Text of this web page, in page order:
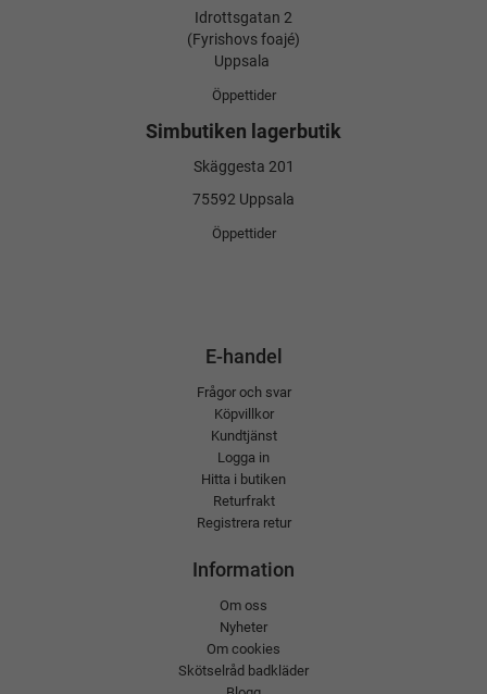
Idrottsgatan 2
(Fyrishovs foajé)
Uppsala
Öppettider
Simbutiken lagerbutik
Skäggesta 201
75592 Uppsala
Öppettider
E-handel
Frågor och svar
Köpvillkor
Kundtjänst
Logga in
Hitta i butiken
Returfrakt
Registrera retur
Information
Om oss
Nyheter
Om cookies
Skötselråd badkläder